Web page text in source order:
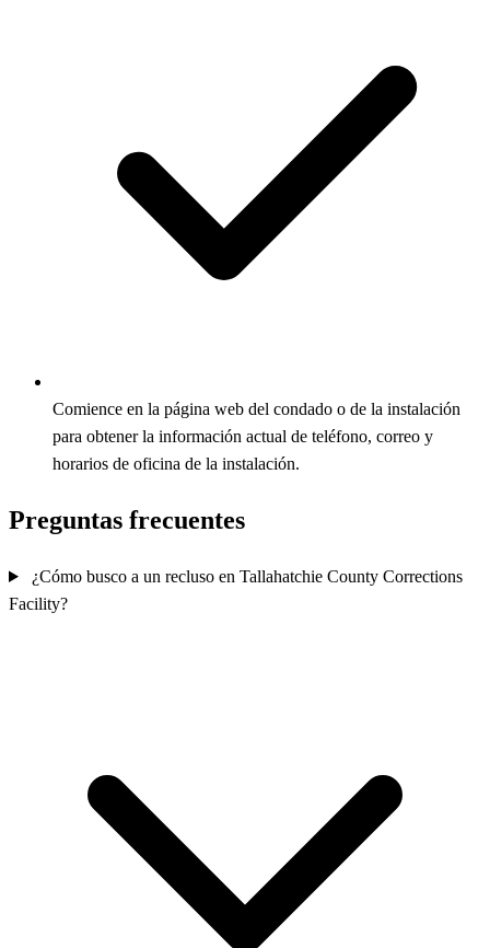
Comience en la página web del condado o de la instalación
para obtener la información actual de teléfono, correo y
horarios de oficina de la instalación.
Preguntas frecuentes
¿Cómo busco a un recluso en Tallahatchie County Corrections
Facility?